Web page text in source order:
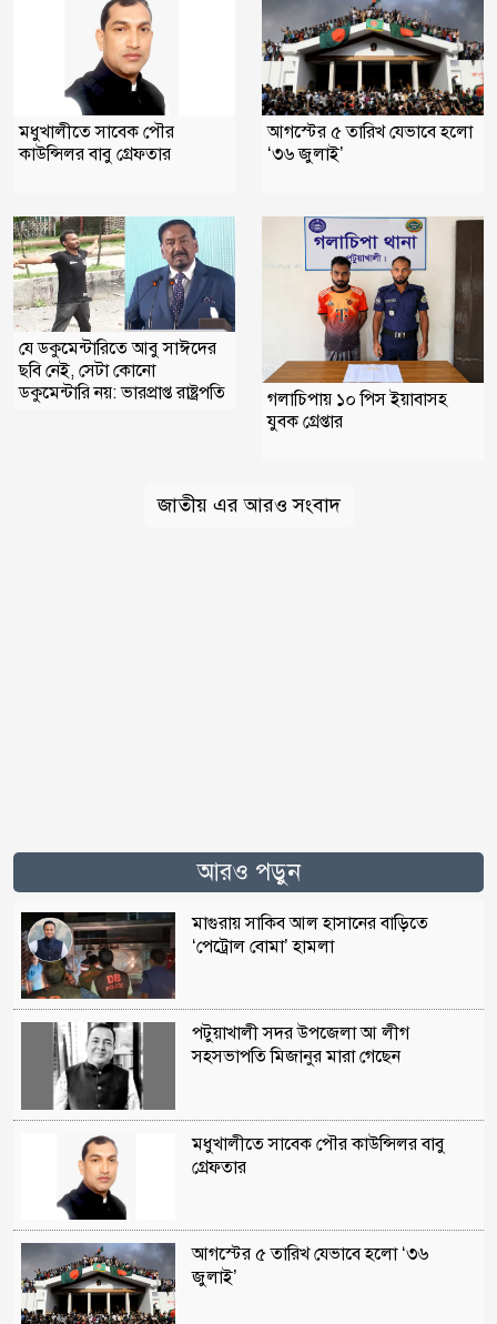
মধুখালীতে সাবেক পৌর
কাউন্সিলর বাবু গ্রেফতার
আগস্টের ৫ তারিখ যেভাবে হলো
‘৩৬ জুলাই’
যে ডকুমেন্টারিতে আবু সাঈদের
ছবি নেই, সেটা কোনো
ডকুমেন্টারি নয়: ভারপ্রাপ্ত রাষ্ট্রপতি
গলাচিপায় ১০ পিস ইয়াবাসহ
যুবক গ্রেপ্তার
জাতীয় এর আরও সংবাদ
আরও পড়ুন
মাগুরায় সাকিব আল হাসানের বাড়িতে
‘পেট্রোল বোমা’ হামলা
পটুয়াখালী সদর উপজেলা আ লীগ
সহসভাপতি মিজানুর মারা গেছেন
মধুখালীতে সাবেক পৌর কাউন্সিলর বাবু
গ্রেফতার
আগস্টের ৫ তারিখ যেভাবে হলো ‘৩৬
জুলাই’